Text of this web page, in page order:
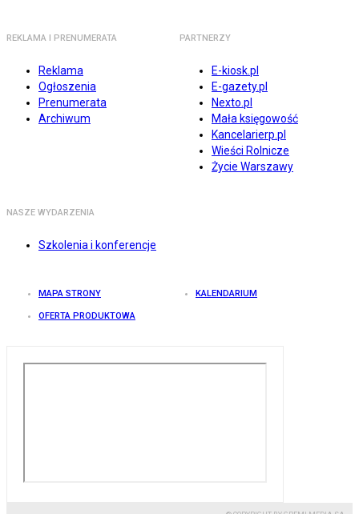
REKLAMA I PRENUMERATA
Reklama
Ogłoszenia
Prenumerata
Archiwum
PARTNERZY
E-kiosk.pl
E-gazety.pl
Nexto.pl
Mała księgowość
Kancelarierp.pl
Wieści Rolnicze
Życie Warszawy
NASZE WYDARZENIA
Szkolenia i konferencje
MAPA STRONY KALENDARIUM
OFERTA PRODUKTOWA